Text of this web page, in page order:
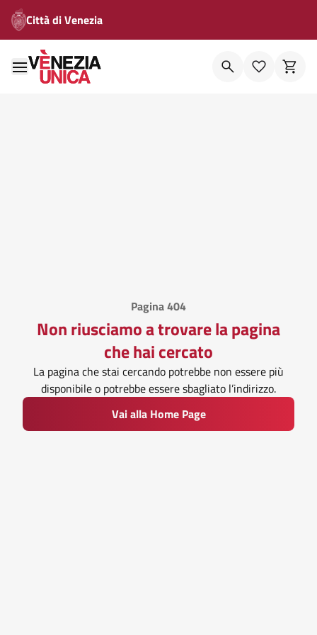
Città di Venezia
Pagina 404
Non riusciamo a trovare la pagina
che hai cercato
La pagina che stai cercando potrebbe non essere più
disponibile o potrebbe essere sbagliato l’indirizzo.
Vai alla Home Page